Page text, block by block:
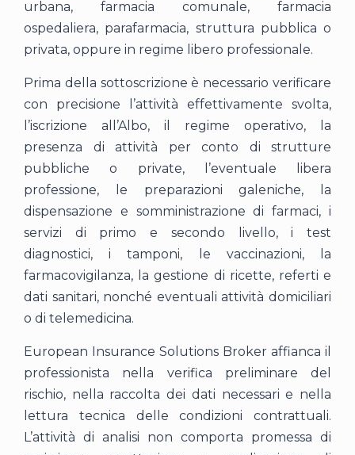
urbana, farmacia comunale, farmacia
ospedaliera, parafarmacia, struttura pubblica o
privata, oppure in regime libero professionale.
Prima della sottoscrizione è necessario verificare
con precisione l’attività effettivamente svolta,
l’iscrizione all’Albo, il regime operativo, la
presenza di attività per conto di strutture
pubbliche o private, l’eventuale libera
professione, le preparazioni galeniche, la
dispensazione e somministrazione di farmaci, i
servizi di primo e secondo livello, i test
diagnostici, i tamponi, le vaccinazioni, la
farmacovigilanza, la gestione di ricette, referti e
dati sanitari, nonché eventuali attività domiciliari
o di telemedicina.
European Insurance Solutions Broker affianca il
professionista nella verifica preliminare del
rischio, nella raccolta dei dati necessari e nella
lettura tecnica delle condizioni contrattuali.
L’attività di analisi non comporta promessa di